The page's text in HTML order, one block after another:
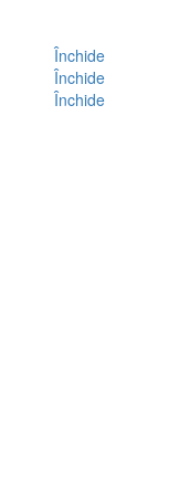
Închide
Închide
Închide